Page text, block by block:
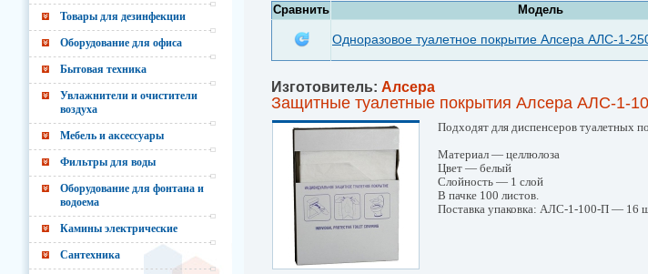
Сравнить Модель
Одноразовое туалетное покрытие Алсера АЛС-1-
Изготовитель: Алсера
Защитные туалетные покрытия Алсера АЛС-1-
Подходят для диспенсеров туалетных
Материал — целлюлоза
Цвет — белый
Слойность — 1 слой
В пачке 100 листов.
Поставка упаковка: АЛС-1-100-П — 16
Товары для дезинфекции
Оборудование для офиса
Бытовая техника
Увлажнители и очистители
воздуха
Мебель и аксессуары
Фильтры для воды
Оборудование для фонтана и
водоема
Камины электрические
Сантехника